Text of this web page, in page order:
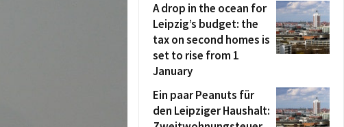
A drop in the ocean for
Leipzig’s budget: the
tax on second homes is
set to rise from 1
January
Ein paar Peanuts für
den Leipziger Haushalt: